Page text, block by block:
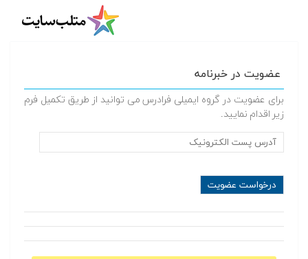
عضویت در خبرنامه
برای عضویت در گروه ایمیلی فرادرس می توانید از طریق تکمیل فرم
زیر اقدام نمایید.